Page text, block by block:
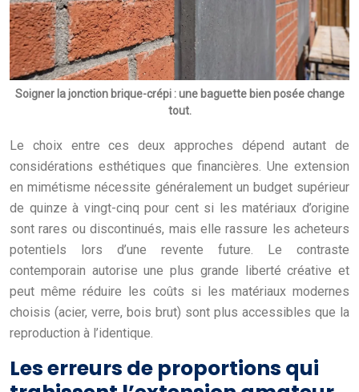
Soigner la jonction brique-crépi : une baguette bien posée change
tout.
Le choix entre ces deux approches dépend autant de
considérations esthétiques que financières. Une extension
en mimétisme nécessite généralement un budget supérieur
de quinze à vingt-cinq pour cent si les matériaux d’origine
sont rares ou discontinués, mais elle rassure les acheteurs
potentiels lors d’une revente future. Le contraste
contemporain autorise une plus grande liberté créative et
peut même réduire les coûts si les matériaux modernes
choisis (acier, verre, bois brut) sont plus accessibles que la
reproduction à l’identique.
Les erreurs de proportions qui